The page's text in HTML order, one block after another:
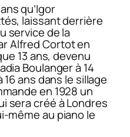
qu’Igor
laissant derrière
service de la
Alfred Cortot en
13 ans, devenu
Boulanger à 14
ans dans le sillage
en 1928 un
sera créé à Londres
même au piano le